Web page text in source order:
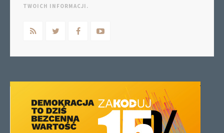
TWOICH INFORMACJI.